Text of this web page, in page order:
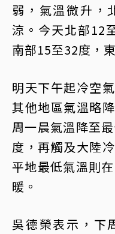
弱，氣溫微升，
涼。今天北部12
南部15至32度，
明天下午起冷空
其他地區氣溫略
周一晨氣溫降至
度，再觸及大陸
平地最低氣溫則
暖。
吳德榮表示，下